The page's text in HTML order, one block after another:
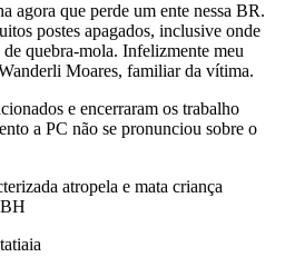
agora que perde um ente nessa BR.
postes apagados, inclusive onde
quebra-mola. Infelizmente meu
Moares, familiar da vítima.
e encerraram os trabalho
a PC não se pronunciou sobre o
atropela e mata criança